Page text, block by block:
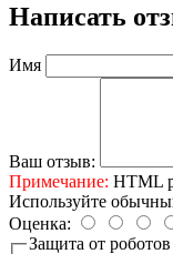
Написать
Имя
Ваш отзыв:
Примечание: HTML
Используйте
Оценка:
Защита от роботов